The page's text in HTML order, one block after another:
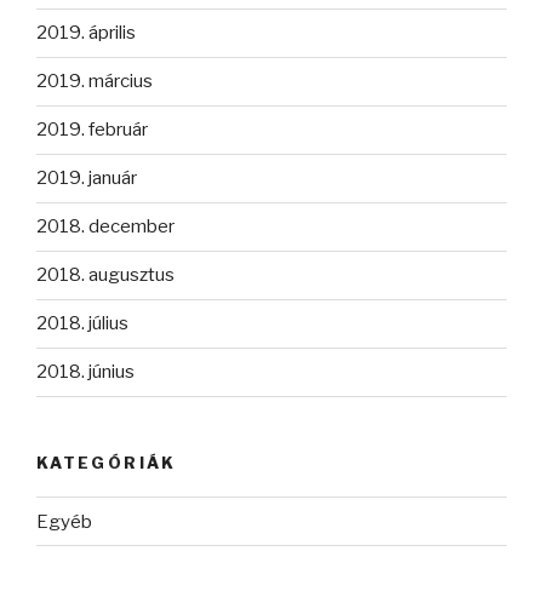
2019. április
2019. március
2019. február
2019. január
2018. december
2018. augusztus
2018. július
2018. június
KATEGÓRIÁK
Egyéb